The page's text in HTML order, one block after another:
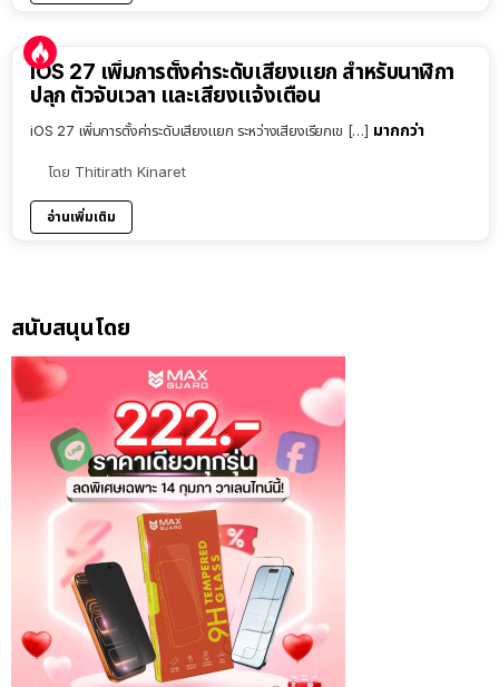
iOS 27 เพิ่มการตั้งค่าระดับเสียงแยก สำหรับนาฬิกา
ปลุก ตัวจับเวลา และเสียงแจ้งเตือน
iOS 27 เพิ่มการตั้งค่าระดับเสียงแยก ระหว่างเสียงเรียกเข […] มากกว่า
โดย Thitirath Kinaret
อ่านเพิ่มเติม
สนับสนุนโดย